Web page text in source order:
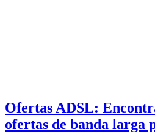
Ofertas ADSL:
ofertas de banda larga